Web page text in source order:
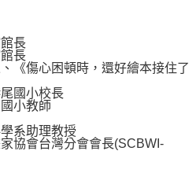
長
長
傷心困頓時，還好繪本接住了
國小校長
小教師
系助理教授
會台灣分會會長(SCBWI-